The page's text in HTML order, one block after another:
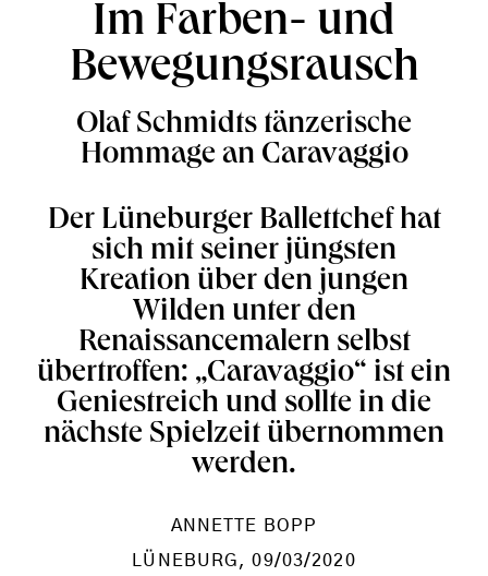
Im Farben- und
Bewegungsrausch
Olaf Schmidts tänzerische
Hommage an Caravaggio
Der Lüneburger Ballettchef hat
sich mit seiner jüngsten
Kreation über den jungen
Wilden unter den
Renaissancemalern selbst
übertroffen: „Caravaggio“ ist ein
Geniestreich und sollte in die
nächste Spielzeit übernommen
werden.
ANNETTE BOPP
LÜNEBURG , 09/03/2020